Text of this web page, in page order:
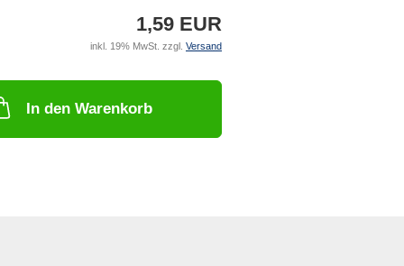
1,59 EUR
inkl. 19% MwSt. zzgl. Versand
In den Warenkorb